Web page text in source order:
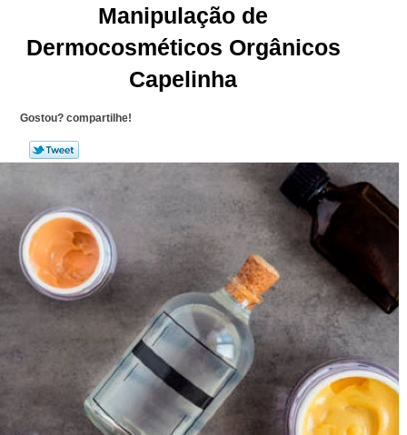
Manipulação de
Dermocosméticos Orgânicos
Capelinha
Gostou? compartilhe!